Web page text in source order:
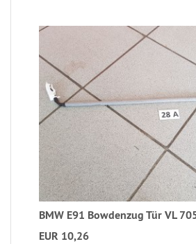
BMW E91 Bowdenzug Tür VL
EUR 10,26